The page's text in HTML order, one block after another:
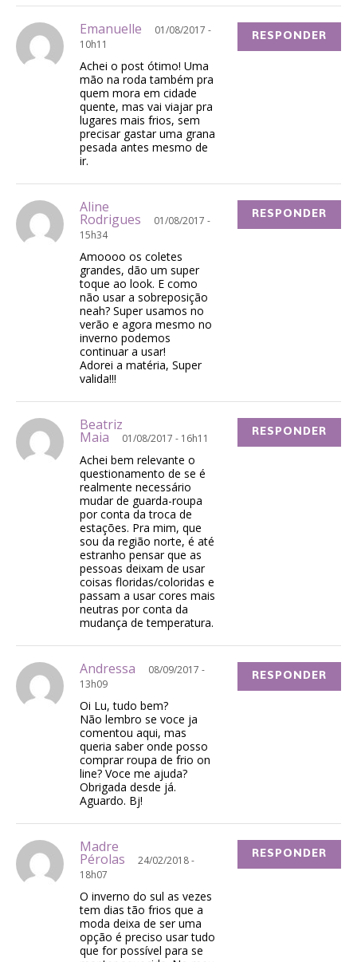
Emanuelle
01/08/2017 -
10h11
Achei o post ótimo! Uma
mão na roda também pra
quem mora em cidade
quente, mas vai viajar pra
lugares mais frios, sem
precisar gastar uma grana
pesada antes mesmo de
ir.
RESPONDER
Aline
Rodrigues
01/08/2017 -
15h34
Amoooo os coletes
grandes, dão um super
toque ao look. E como
não usar a sobreposição
neah? Super usamos no
verão e agora mesmo no
inverno podemos
continuar a usar!
Adorei a matéria, Super
valida!!!
RESPONDER
Beatriz
Maia 01/08/2017 - 16h11
Achei bem relevante o
questionamento de se é
realmente necessário
mudar de guarda-roupa
por conta da troca de
estações. Pra mim, que
sou da região norte, é até
estranho pensar que as
pessoas deixam de usar
coisas floridas/coloridas e
passam a usar cores mais
neutras por conta da
mudança de temperatura.
RESPONDER
Andressa
08/09/2017 -
13h09
Oi Lu, tudo bem?
Não lembro se voce ja
comentou aqui, mas
queria saber onde posso
comprar roupa de frio on
line? Voce me ajuda?
Obrigada desde já.
Aguardo. Bj!
RESPONDER
Madre
Pérolas
24/02/2018 -
18h07
O inverno do sul as vezes
tem dias tão frios que a
moda deixa de ser uma
opção é preciso usar tudo
que for possível para se
RESPONDER